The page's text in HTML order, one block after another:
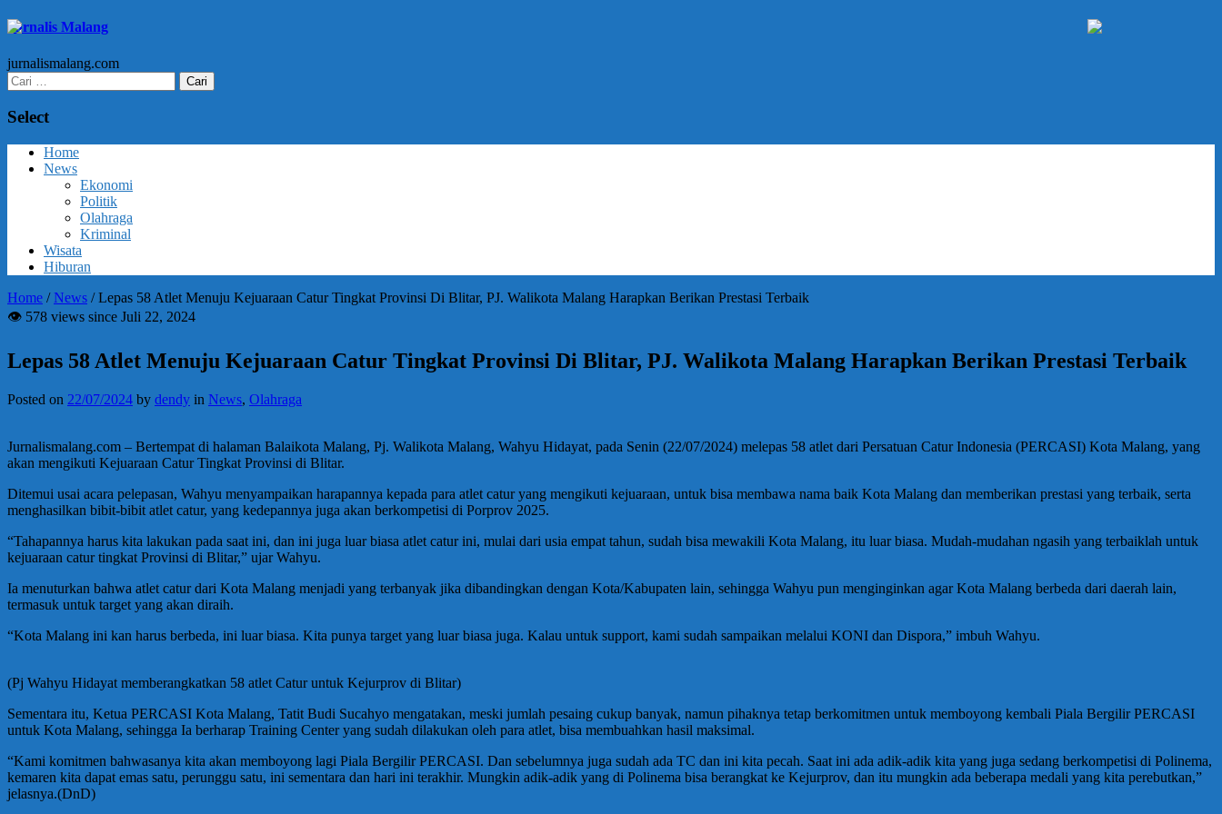
Jurnalis Malang
jurnalismalang.com
Cari
untuk:
Select
Home
News
Ekonomi
Politik
Olahraga
Kriminal
Wisata
Hiburan
Home /News /Lepas 58 Atlet Menuju Kejuaraan Catur Tingkat Provinsi Di Blitar, PJ. Walikota Malang Harapkan Berikan Prestasi Terbaik
👁 578 views since Juli 22, 2024
Lepas 58 Atlet Menuju Kejuaraan Catur Tingkat Provinsi Di Blitar, PJ. Walikota Malang Harapkan Berikan Prestasi Terbaik
Posted on 22/07/2024 by dendy in News, Olahraga
Jurnalismalang.com – Bertempat di halaman Balaikota Malang, Pj. Walikota Malang, Wahyu Hidayat, pada Senin (22/07/2024) melepas 58 atlet dari Persatuan Catur Indonesia (PERCASI) Kota Malang, yang
akan mengikuti Kejuaraan Catur Tingkat Provinsi di Blitar.
Ditemui usai acara pelepasan, Wahyu menyampaikan harapannya kepada para atlet catur yang mengikuti kejuaraan, untuk bisa membawa nama baik Kota Malang dan memberikan prestasi yang terbaik, serta
menghasilkan bibit-bibit atlet catur, yang kedepannya juga akan berkompetisi di Porprov 2025.
“Tahapannya harus kita lakukan pada saat ini, dan ini juga luar biasa atlet catur ini, mulai dari usia empat tahun, sudah bisa mewakili Kota Malang, itu luar biasa. Mudah-mudahan ngasih yang terbaiklah untuk
kejuaraan catur tingkat Provinsi di Blitar,” ujar Wahyu.
Ia menuturkan bahwa atlet catur dari Kota Malang menjadi yang terbanyak jika dibandingkan dengan Kota/Kabupaten lain, sehingga Wahyu pun menginginkan agar Kota Malang berbeda dari daerah lain,
termasuk untuk target yang akan diraih.
“Kota Malang ini kan harus berbeda, ini luar biasa. Kita punya target yang luar biasa juga. Kalau untuk support, kami sudah sampaikan melalui KONI dan Dispora,” imbuh Wahyu.
(Pj Wahyu Hidayat memberangkatkan 58 atlet Catur untuk Kejurprov di Blitar)
Sementara itu, Ketua PERCASI Kota Malang, Tatit Budi Sucahyo mengatakan, meski jumlah pesaing cukup banyak, namun pihaknya tetap berkomitmen untuk memboyong kembali Piala Bergilir PERCASI
untuk Kota Malang, sehingga Ia berharap Training Center yang sudah dilakukan oleh para atlet, bisa membuahkan hasil maksimal.
“Kami komitmen bahwasanya kita akan memboyong lagi Piala Bergilir PERCASI. Dan sebelumnya juga sudah ada TC dan ini kita pecah. Saat ini ada adik-adik kita yang juga sedang berkompetisi di Polinema,
kemaren kita dapat emas satu, perunggu satu, ini sementara dan hari ini terakhir. Mungkin adik-adik yang di Polinema bisa berangkat ke Kejurprov, dan itu mungkin ada beberapa medali yang kita perebutkan,”
jelasnya.(DnD)